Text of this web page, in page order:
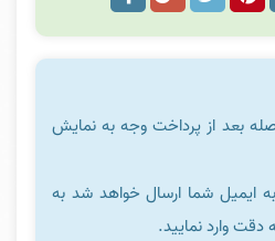
بعد از پرداخت وجه به نمایش
ایمیل شما ارسال خواهد شد به
وارد نمایید.